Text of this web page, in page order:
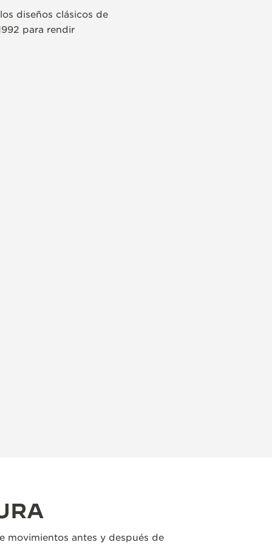
diseños clásicos de
para rendir
movimientos antes y después de